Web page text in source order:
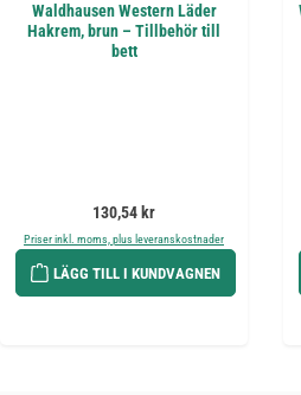
Waldhausen Western Läder
Hakrem, brun – Tillbehör till
bett
Ordinarie pris:
130,54 kr
Priser inkl. moms, plus leveranskostnader
LÄGG TILL I KUNDVAGNEN